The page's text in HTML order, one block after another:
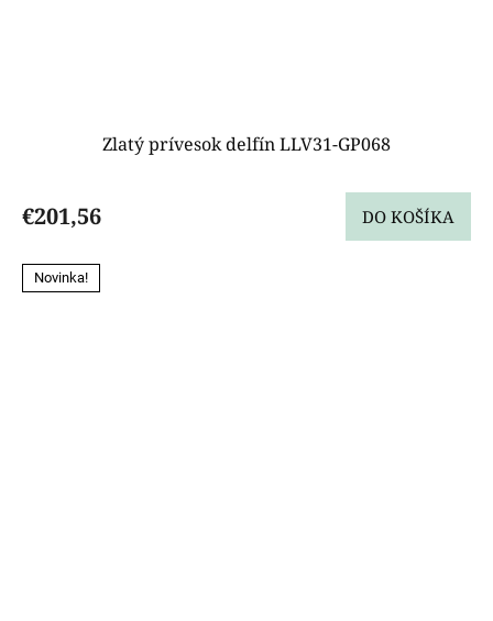
Zlatý prívesok delfín LLV31-GP068
€201,56 DO KOŠÍKA
Novinka!